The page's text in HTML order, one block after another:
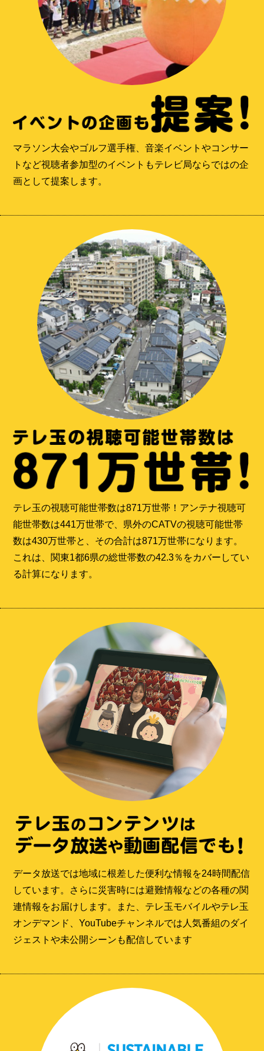
マラソン大会やゴルフ選手権、音楽イベントやコンサー
トなど視聴者参加型のイベントもテレビ局ならではの企
画として提案します。
テレ玉の視聴可能世帯数は871万世帯！アンテナ視聴可
能世帯数は441万世帯で、県外のCATVの視聴可能世帯
数は430万世帯と、その合計は871万世帯になります。
これは、関東1都6県の総世帯数の42.3％をカバーしてい
る計算になります。
データ放送では地域に根差した便利な情報を24時間配信
しています。さらに災害時には避難情報などの各種の関
連情報をお届けします。また、テレ玉モバイルやテレ玉
オンデマンド、YouTubeチャンネルでは人気番組のダイ
ジェストや未公開シーンも配信しています